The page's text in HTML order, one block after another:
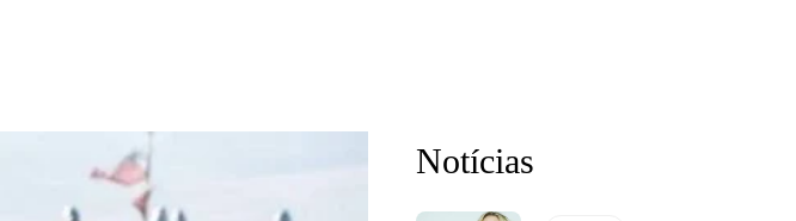
Notícias